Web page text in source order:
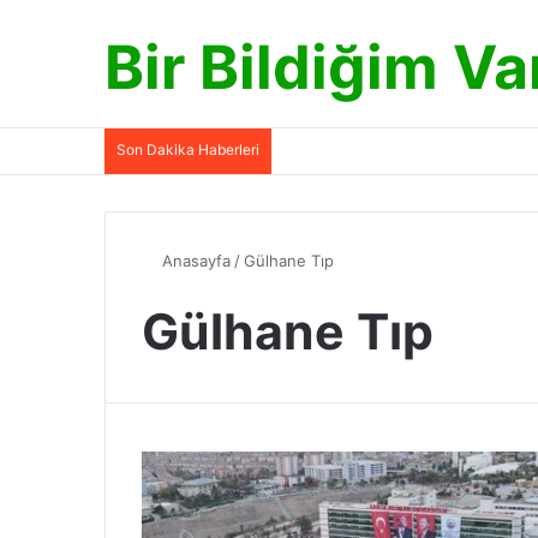
Bir Bildiğim
Son Dakika Haberleri
Anasayfa /Gülhane Tıp
Gülhane Tıp